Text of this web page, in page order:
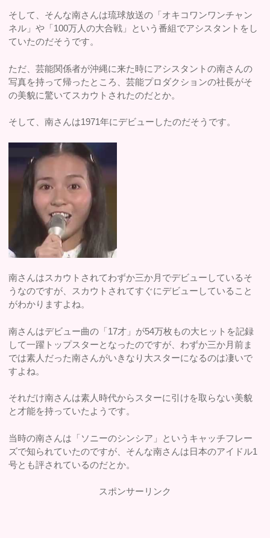
そして、そんな南さんは琉球放送の「オキコワンワンチャン
ネル」や「100万人の大合戦」という番組でアシスタントをし
ていたのだそうです。
ただ、芸能関係者が沖縄に来た時にアシスタントの南さんの
写真を持って帰ったところ、芸能プロダクションの社長がそ
の美貌に驚いてスカウトされたのだとか。
そして、南さんは1971年にデビューしたのだそうです。
南さんはスカウトされてわずか三か月でデビューしているそ
うなのですが、スカウトされてすぐにデビューしていること
がわかりますよね。
南さんはデビュー曲の「17才」が54万枚もの大ヒットを記録
して一躍トップスターとなったのですが、わずか三か月前ま
では素人だった南さんがいきなり大スターになるのは凄いで
すよね。
それだけ南さんは素人時代からスターに引けを取らない美貌
と才能を持っていたようです。
当時の南さんは「ソニーのシンシア」というキャッチフレー
ズで知られていたのですが、そんな南さんは日本のアイドル1
号とも評されているのだとか。
スポンサーリンク